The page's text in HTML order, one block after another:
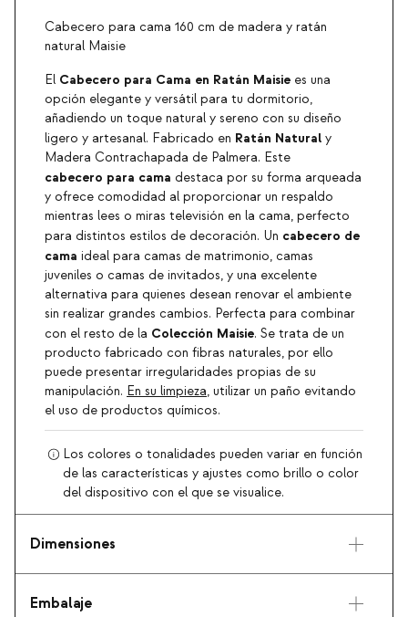
Cabecero para cama 160 cm de madera y ratán
natural Maisie
El Cabecero para Cama en Ratán Maisie es una
opción elegante y versátil para tu dormitorio,
añadiendo un toque natural y sereno con su diseño
ligero y artesanal. Fabricado en Ratán Natural y
Madera Contrachapada de Palmera. Este
cabecero para cama destaca por su forma arqueada
y ofrece comodidad al proporcionar un respaldo
mientras lees o miras televisión en la cama, perfecto
para distintos estilos de decoración. Un cabecero de
cama ideal para camas de matrimonio, camas
juveniles o camas de invitados, y una excelente
alternativa para quienes desean renovar el ambiente
sin realizar grandes cambios. Perfecta para combinar
con el resto de la Colección Maisie. Se trata de un
producto fabricado con fibras naturales, por ello
puede presentar irregularidades propias de su
manipulación. En su limpieza, utilizar un paño evitando
el uso de productos químicos.
Los colores o tonalidades pueden variar en función
de las características y ajustes como brillo o color
del dispositivo con el que se visualice.
Dimensiones
Embalaje